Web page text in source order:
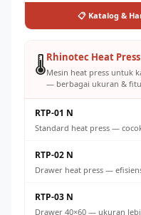
📋 Katalog &
🌡️Rhinotec Heat
Mesin heat press untuk
— berbagai ukuran &
RTP-01 N
Standard heat press —
RTP-02 N
Drawer heat press —
RTP-03 N
Drawer 40×60 — ukuran